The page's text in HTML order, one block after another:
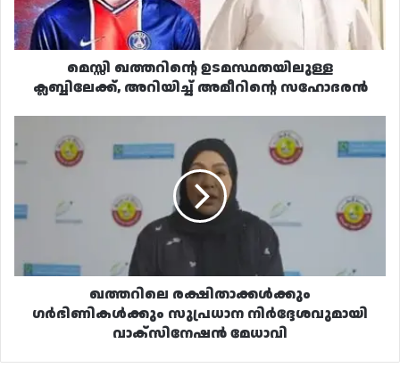
സഹോദരൻ
മെസ്സി ഖത്തറിന്റെ ഉടമസ്ഥതയിലുള്ള
ക്ലബ്ബിലേക്ക്, അറിയിച്ച് അമീറിന്റെ സഹോദരൻ
രക്ഷിതാക്കൾക്കും
ഗർഭിണികൾക്കും
നിർദ്ദേശവുമായി
വാക്സിനേഷൻ
ഖത്തറിലെ രക്ഷിതാക്കൾക്കും
ഗർഭിണികൾക്കും സുപ്രധാന നിർദ്ദേശവുമായി
വാക്സിനേഷൻ മേധാവി